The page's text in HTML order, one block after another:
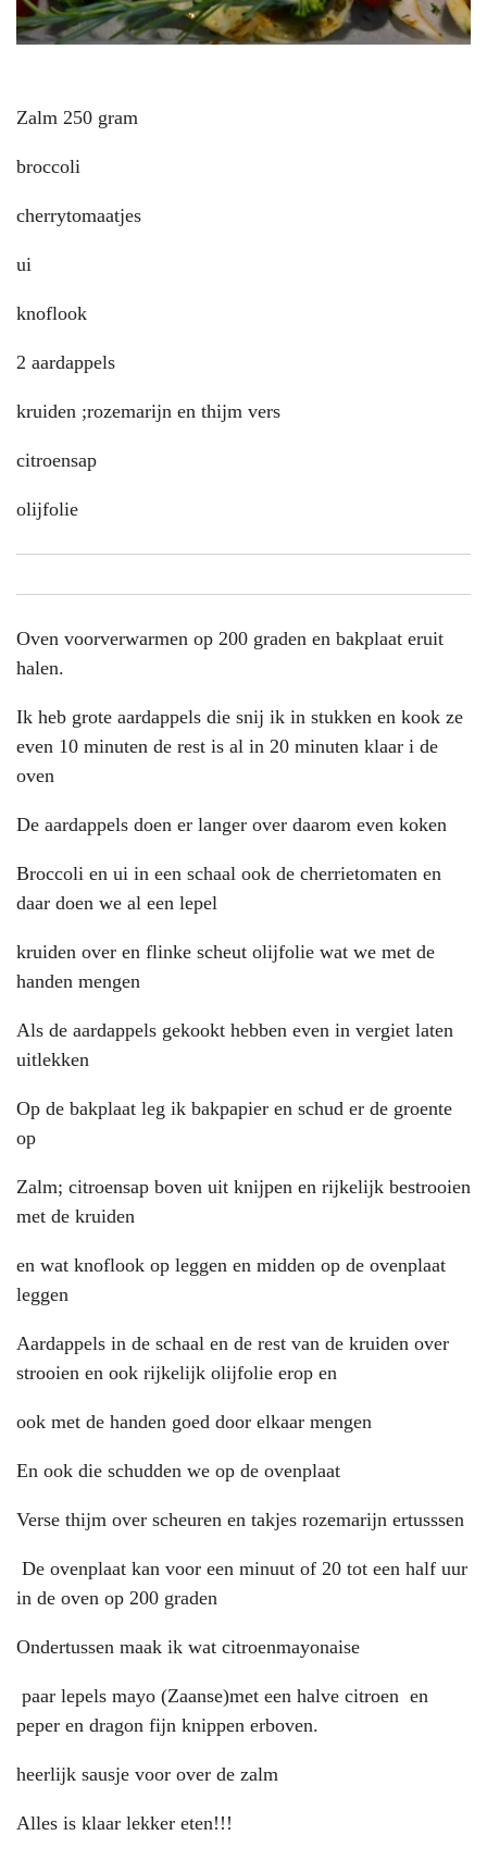
Zalm 250 gram
broccoli
cherrytomaatjes
ui
knoflook
2 aardappels
kruiden ;rozemarijn en thijm vers
citroensap
olijfolie
Oven voorverwarmen op 200 graden en bakplaat eruit
halen.
Ik heb grote aardappels die snij ik in stukken en kook ze
even 10 minuten de rest is al in 20 minuten klaar i de
oven
De aardappels doen er langer over daarom even koken
Broccoli en ui in een schaal ook de cherrietomaten en
daar doen we al een lepel
kruiden over en flinke scheut olijfolie wat we met de
handen mengen
Als de aardappels gekookt hebben even in vergiet laten
uitlekken
Op de bakplaat leg ik bakpapier en schud er de groente
op
Zalm; citroensap boven uit knijpen en rijkelijk bestrooien
met de kruiden
en wat knoflook op leggen en midden op de ovenplaat
leggen
Aardappels in de schaal en de rest van de kruiden over
strooien en ook rijkelijk olijfolie erop en
ook met de handen goed door elkaar mengen
En ook die schudden we op de ovenplaat
Verse thijm over scheuren en takjes rozemarijn ertusssen
De ovenplaat kan voor een minuut of 20 tot een half uur
in de oven op 200 graden
Ondertussen maak ik wat citroenmayonaise
paar lepels mayo (Zaanse)met een halve citroen en
peper en dragon fijn knippen erboven.
heerlijk sausje voor over de zalm
Alles is klaar lekker eten!!!